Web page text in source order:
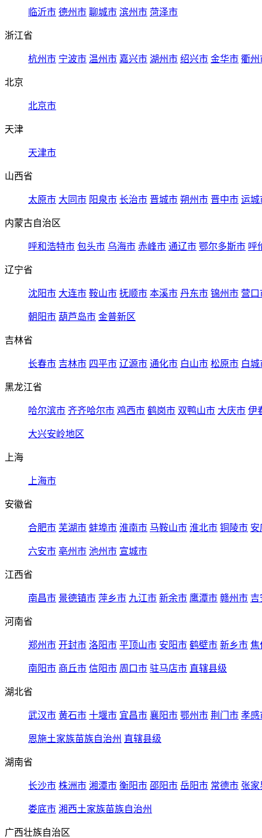
临沂市 德州市 聊城市 滨州市 菏泽市
浙江省
杭州市 宁波市 温州市 嘉兴市 湖州市 绍兴市 金华市 衢州
北京
北京市
天津
天津市
山西省
太原市 大同市 阳泉市 长治市 晋城市 朔州市 晋中市 运城
内蒙古自治区
呼和浩特市 包头市 乌海市 赤峰市 通辽市 鄂尔多斯市 呼
辽宁省
沈阳市 大连市 鞍山市 抚顺市 本溪市 丹东市 锦州市 营口
朝阳市 葫芦岛市 金普新区
吉林省
长春市 吉林市 四平市 辽源市 通化市 白山市 松原市 白城
黑龙江省
哈尔滨市 齐齐哈尔市 鸡西市 鹤岗市 双鸭山市 大庆市 伊
大兴安岭地区
上海
上海市
安徽省
合肥市 芜湖市 蚌埠市 淮南市 马鞍山市 淮北市 铜陵市 安
六安市 亳州市 池州市 宣城市
江西省
南昌市 景德镇市 萍乡市 九江市 新余市 鹰潭市 赣州市 吉
河南省
郑州市 开封市 洛阳市 平顶山市 安阳市 鹤壁市 新乡市 焦
南阳市 商丘市 信阳市 周口市 驻马店市 直辖县级
湖北省
武汉市 黄石市 十堰市 宜昌市 襄阳市 鄂州市 荆门市 孝感
恩施土家族苗族自治州 直辖县级
湖南省
长沙市 株洲市 湘潭市 衡阳市 邵阳市 岳阳市 常德市 张家
娄底市 湘西土家族苗族自治州
广西壮族自治区